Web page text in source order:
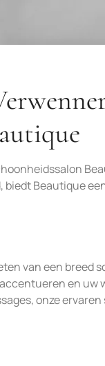
Beautique
van een breed
en uw
onze